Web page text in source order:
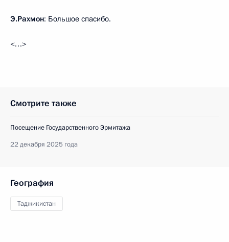
Э.Рахмон: Большое спасибо.
<…>
Смотрите также
Посещение Государственного Эрмитажа
22 декабря 2025 года
География
Таджикистан